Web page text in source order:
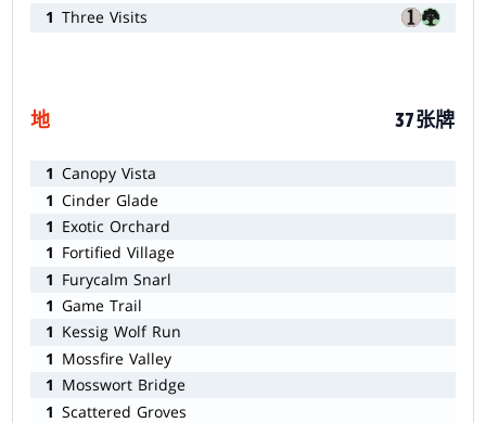
1 Three Visits
地 37张牌
1 Canopy Vista
1 Cinder Glade
1 Exotic Orchard
1 Fortified Village
1 Furycalm Snarl
1 Game Trail
1 Kessig Wolf Run
1 Mossfire Valley
1 Mosswort Bridge
1 Scattered Groves